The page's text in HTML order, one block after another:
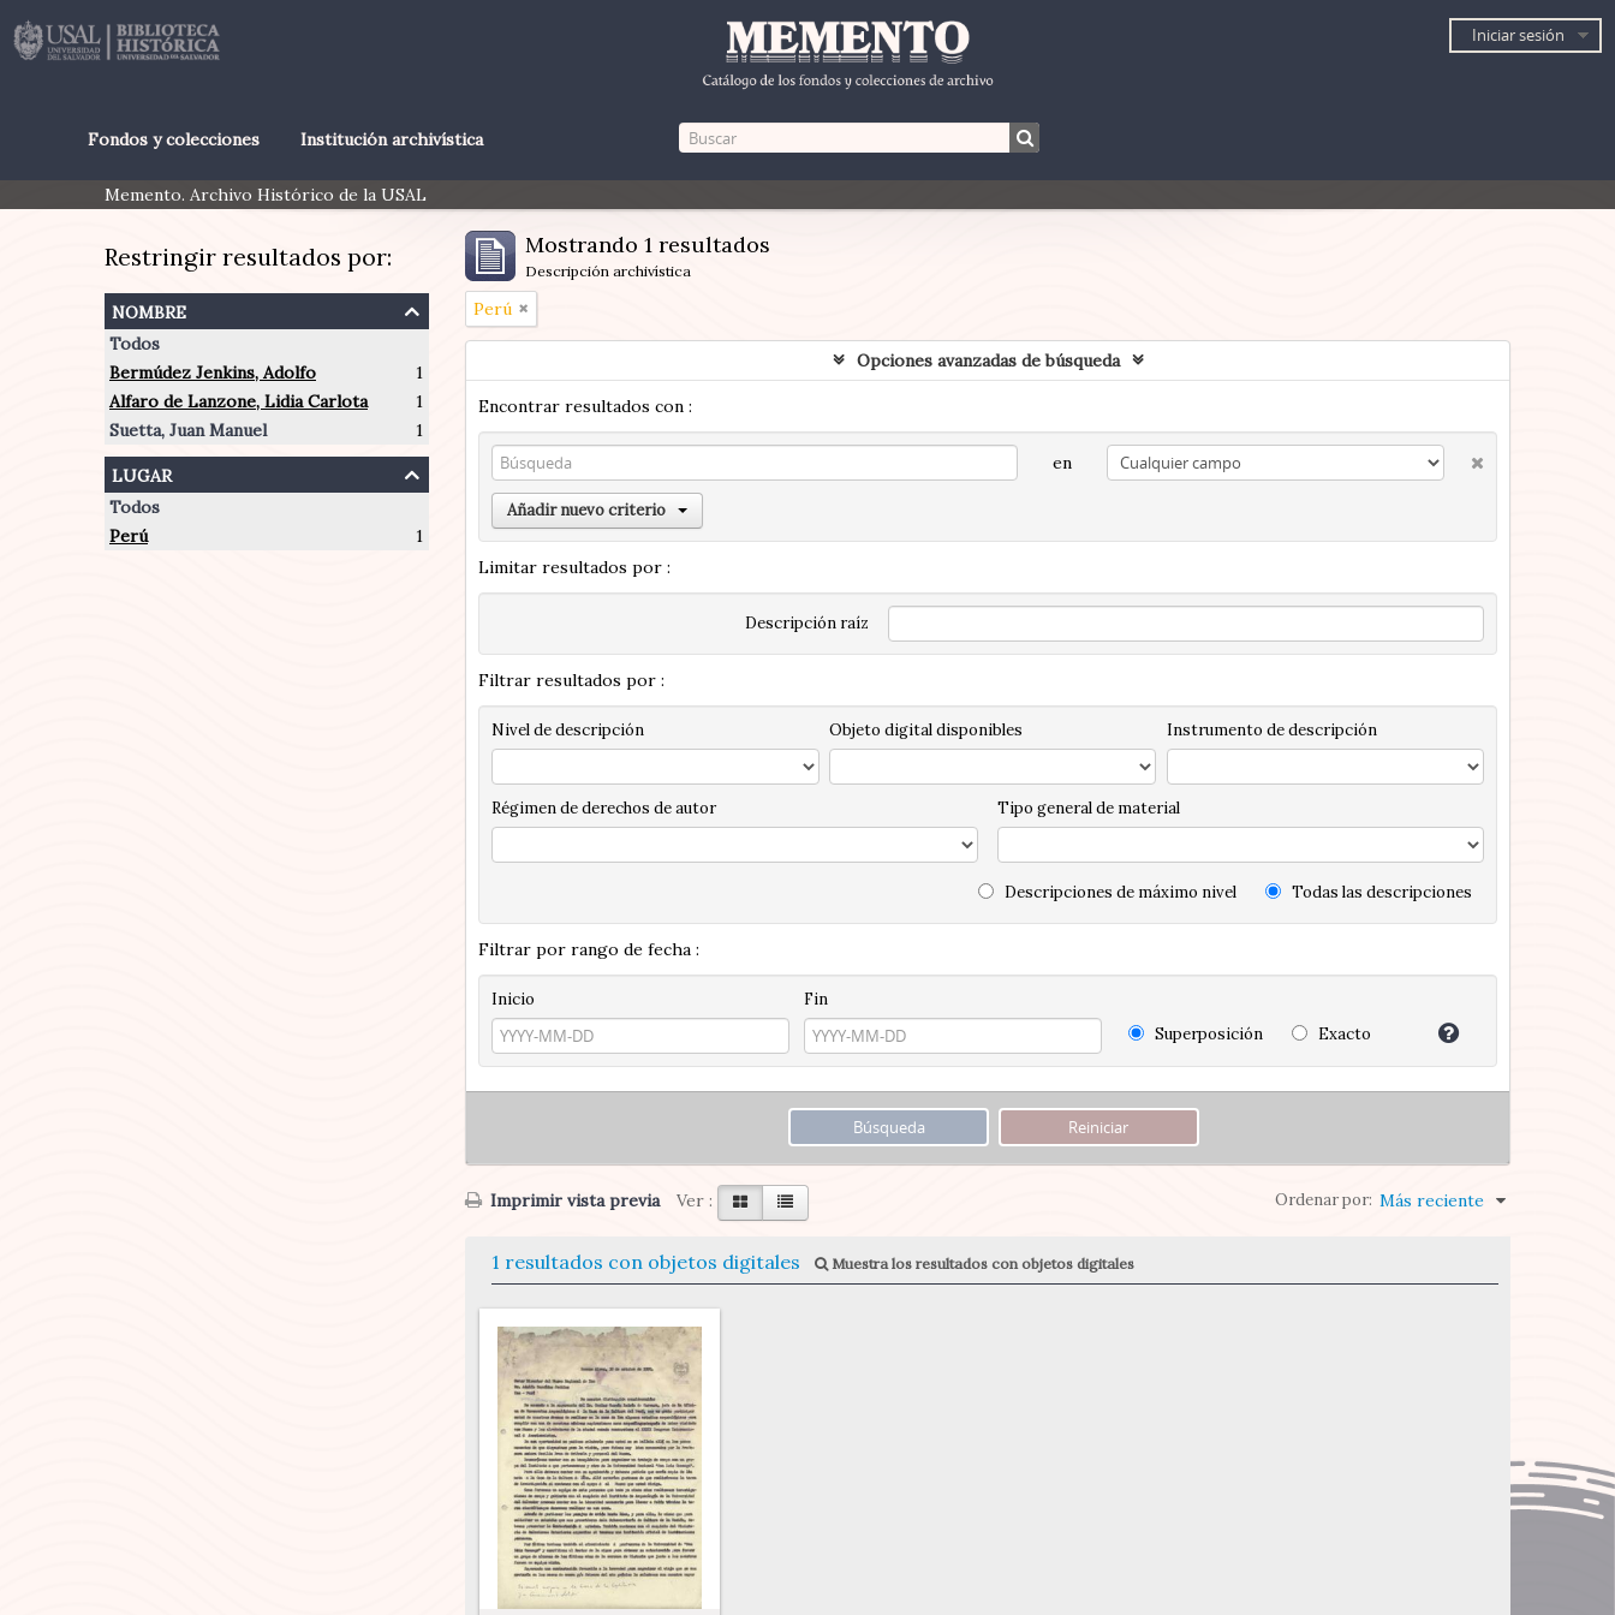
Iniciar sesión
Fondos y colecciones Institución archivística
Memento. Archivo Histórico de la USAL
Restringir resultados por:
nombre
Todos
Bermúdez Jenkins, Adolfo
1
Alfaro de Lanzone, Lidia Carlota
1
Suetta, Juan Manuel
1
lugar
Todos
Perú
1
Mostrando 1 resultados
Descripción archivística
Perú
Opciones avanzadas de búsqueda
Encontrar resultados con :
en
Añadir nuevo criterio
Limitar resultados por :
Descripción raíz
Filtrar resultados por :
Nivel de descripción Objeto digital disponibles Instrumento de descripción
Régimen de derechos de autor Tipo general de material
Descripciones de máximo nivel Todas las descripciones
Filtrar por rango de fecha :
Inicio
Fin
Superposición
Exacto
Imprimir vista previa Ver : Ordenar por: Más reciente
1 resultados con objetos digitales Muestra los resultados con objetos digitales